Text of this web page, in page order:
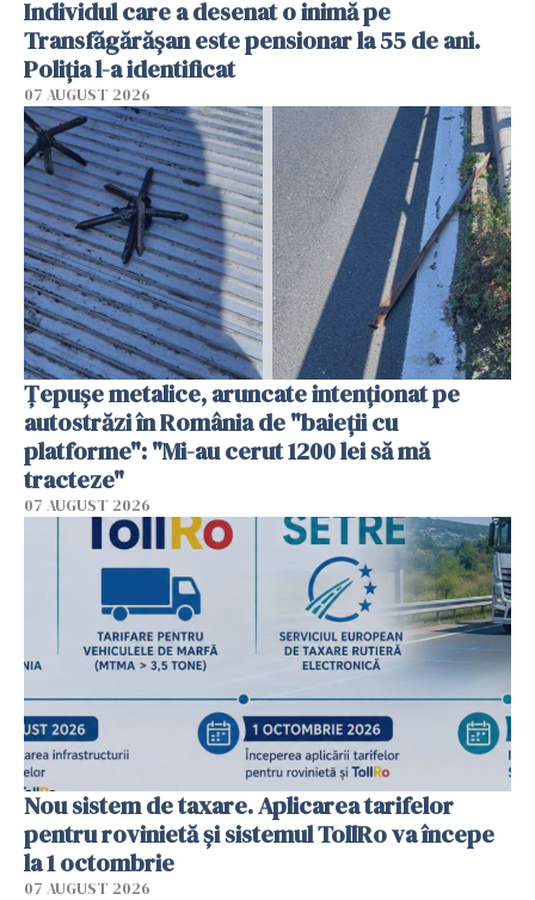
Individul care a desenat o inimă pe
Transfăgărășan este pensionar la 55 de ani.
Poliția l-a identificat
07 AUGUST 2026
Țepușe metalice, aruncate intenționat pe
autostrăzi în România de "baieții cu
platforme": "Mi-au cerut 1200 lei să mă
tracteze"
07 AUGUST 2026
Nou sistem de taxare. Aplicarea tarifelor
pentru rovinietă şi sistemul TollRo va începe
la 1 octombrie
07 AUGUST 2026